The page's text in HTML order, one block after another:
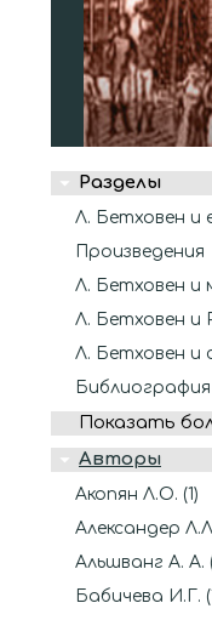
Разделы
Л. Бетховен и
Произведения
Л. Бетховен и
Л. Бетховен и
Л. Бетховен и
Библиография
Показать
Авторы
Акопян Л.О. (1)
Александер
Альшванг А. А.
Бабичева И.Г.